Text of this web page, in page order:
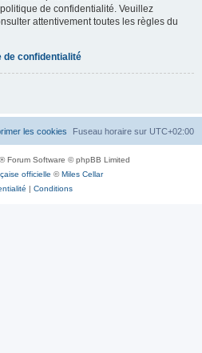
de confidentialité. Veuillez
attentivement toutes les règles du
de confidentialité
Fuseau horaire sur UTC+02:00
les cookies
® Forum Software © phpBB Limited
officielle ©Miles Cellar
| Conditions